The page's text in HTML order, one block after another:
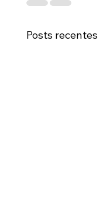
Posts recentes